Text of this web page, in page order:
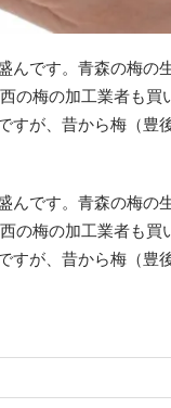
んです。青森の梅の
の梅の加工業者も買
すが、昔から梅（豊
んです。青森の梅の
の梅の加工業者も買
すが、昔から梅（豊